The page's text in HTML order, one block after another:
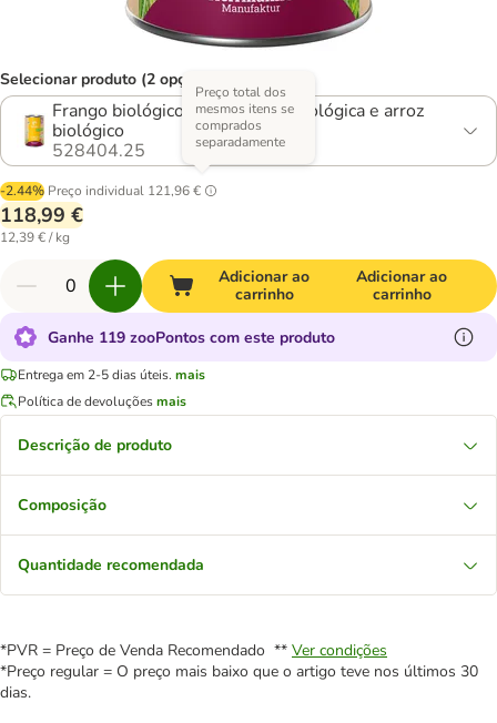
Selecionar produto (2 opções)
Frango biológico com cenoura biológica e arroz
biológico
528404.25
-2.44% Preço individual 121,96 €
Preço total dos
mesmos itens se
comprados
separadamente
118,99 €
12,39 € / kg
Adicionar ao
carrinho
Adicionar ao
carrinho
Ganhe 119 zooPontos com este produto
Entrega em 2-5 dias úteis. mais
Política de devoluçõesmais
Descrição de produto
Composição
Quantidade recomendada
*PVR = Preço de Venda Recomendado ** Ver condições
*Preço regular = O preço mais baixo que o artigo teve nos últimos 30
dias.